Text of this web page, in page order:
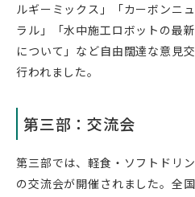
ルギーミックス」「カーボンニ
ラル」「水中施工ロボットの最
について」など自由闊達な意見
行われました。
第三部：交流会
第三部では、軽食・ソフトドリ
の交流会が開催されました。全